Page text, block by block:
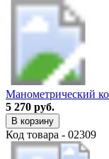
Манометрический
5 270 руб.
В корзину
Код товара - 02309